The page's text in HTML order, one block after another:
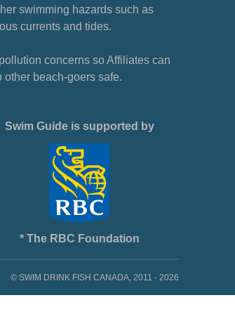
swimming hazards such as
currents and tides.
concerns so Affiliates can
other beach-goers safe.
Swim Guide is supported by
* The RBC Foundation
© SWIM DRINK FISH CANADA, 2011 - 2026